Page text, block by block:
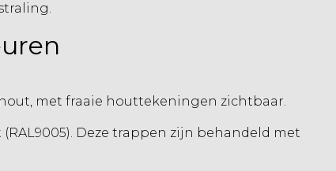
met fraaie houttekeningen zichtbaar.
Deze trappen zijn behandeld met